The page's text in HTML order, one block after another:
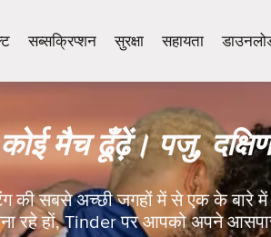
सब्सक्रिप्शन सुरक्षा सहायता
कोई मैच ढूँढ़ें। पजु, दक्षिण
की सबसे अच्छी जगहों में से एक के बारे
रहे हों, Tinder पर आपको अपने